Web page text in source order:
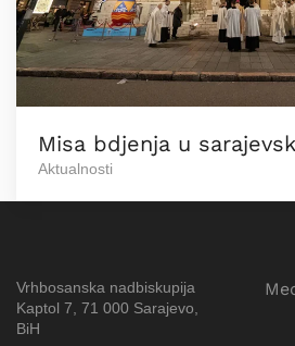
Misa bdjenja u
Aktualnosti
Vrhbosanska nadbiskupija
Kaptol 7, 71 000 Sarajevo,
BiH